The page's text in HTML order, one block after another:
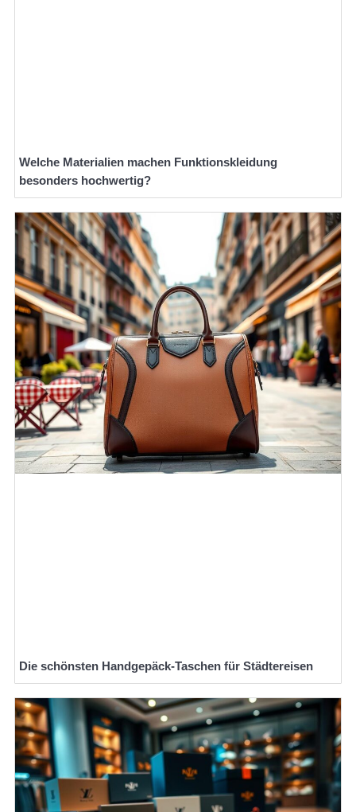
Welche Materialien machen Funktionskleidung
besonders hochwertig?
Die schönsten Handgepäck-Taschen für Städtereisen